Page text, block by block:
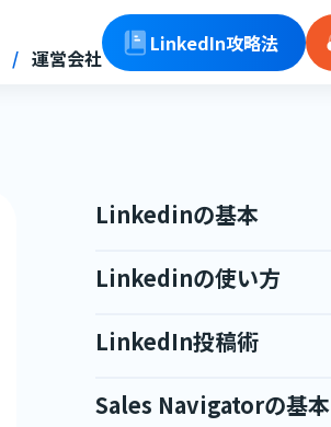
運営会社
LinkedIn攻略法
Linkedinの基本
Linkedinの使い方
LinkedIn投稿術
Sales Navigatorの基本